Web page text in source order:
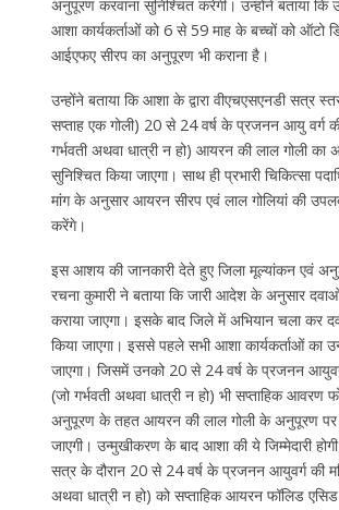
अनुपूरण करवाना सुनिश्चित करेंगी। उन्होंने बताया कि
आशा कार्यकर्ताओं को 6 से 59 माह के बच्चों को ऑटो
आईएफए सीरप का अनुपूरण भी कराना है।
उन्होंने बताया कि आशा के द्वारा वीएचएसएनडी सत्र
सप्ताह एक गोली) 20 से 24 वर्ष के प्रजनन आयु वर्ग
गर्भवती अथवा धात्री न हो) आयरन की लाल गोली का
सुनिश्चित किया जाएगा। साथ ही प्रभारी चिकित्सा
मांग के अनुसार आयरन सीरप एवं लाल गोलियां की
करेंगे।
इस आशय की जानकारी देते हुए जिला मूल्यांकन एवं
रचना कुमारी ने बताया कि जारी आदेश के अनुसार
कराया जाएगा। इसके बाद जिले में अभियान चला कर
किया जाएगा। इससे पहले सभी आशा कार्यकर्ताओं का
जाएगा। जिसमें उनको 20 से 24 वर्ष के प्रजनन
(जो गर्भवती अथवा धात्री न हो) भी सप्ताहिक आवरण
अनुपूरण के तहत आयरन की लाल गोली के अनुपूरण पर
जाएगी। उन्मुखीकरण के बाद आशा की ये जिम्मेदारी
सत्र के दौरान 20 से 24 वर्ष के प्रजनन आयुवर्ग की
अथवा धात्री न हो) को सप्ताहिक आयरन फॉलिड एसिड